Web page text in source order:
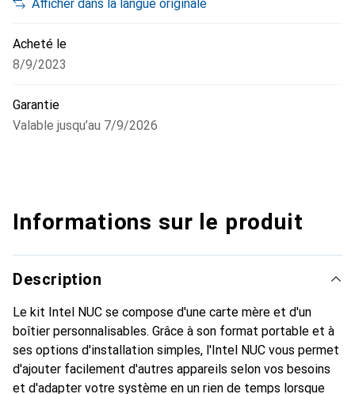
Afficher dans la langue originale
Acheté le
8/9/2023
Garantie
Valable jusqu’au 7/9/2026
Informations sur le produit
Description
Le kit Intel NUC se compose d'une carte mère et d'un
boîtier personnalisables. Grâce à son format portable et à
ses options d'installation simples, l'Intel NUC vous permet
d'ajouter facilement d'autres appareils selon vos besoins
et d'adapter votre système en un rien de temps lorsque